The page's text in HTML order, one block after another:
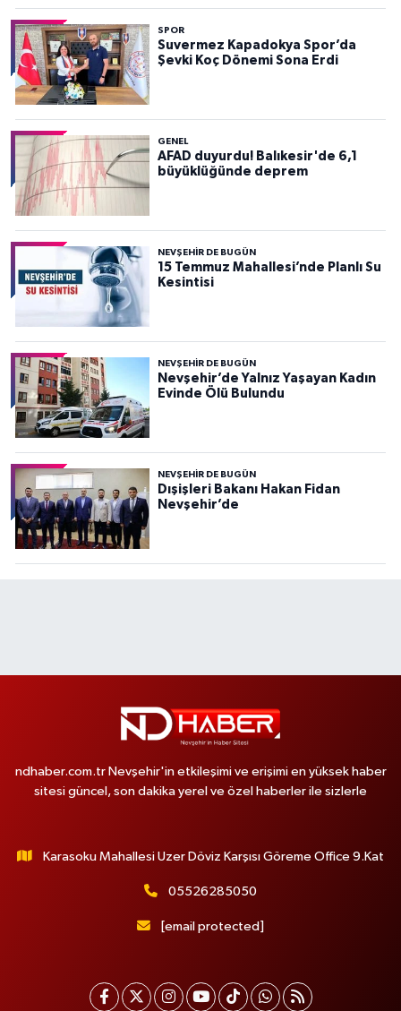
SPOR
Suvermez Kapadokya Spor’da
Şevki Koç Dönemi Sona Erdi
GENEL
AFAD duyurdu! Balıkesir'de 6,1
büyüklüğünde deprem
NEVŞEHIR DE BUGÜN
15 Temmuz Mahallesi’nde Planlı Su
Kesintisi
NEVŞEHIR DE BUGÜN
Nevşehir’de Yalnız Yaşayan Kadın
Evinde Ölü Bulundu
NEVŞEHIR DE BUGÜN
Dışişleri Bakanı Hakan Fidan
Nevşehir’de
ndhaber.com.tr Nevşehir'in etkileşimi ve erişimi en yüksek haber
sitesi güncel, son dakika yerel ve özel haberler ile sizlerle
Karasoku Mahallesi Uzer Döviz Karşısı Göreme Office 9.Kat
05526285050
[email protected]